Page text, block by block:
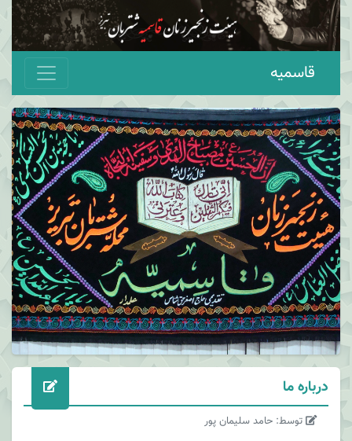
قاسمیه
درباره ما
توسط: حامد سلیمان پور